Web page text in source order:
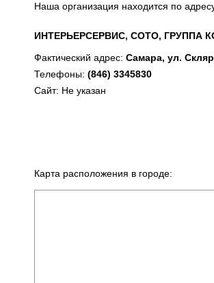
Наша организация находится по
ИНТЕРЬЕРСЕРВИС, СОТО, ГРУППА
Фактический адрес: Самара, ул.
Телефоны: (846) 3345830
Сайт: Не указан
Карта расположения в городе: